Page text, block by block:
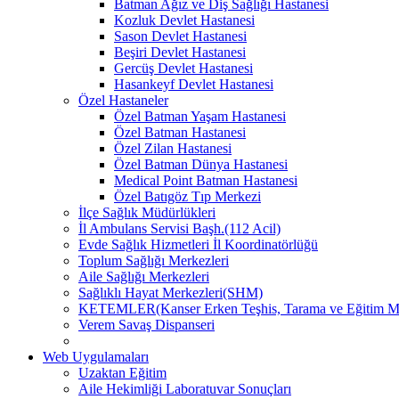
Batman Ağız ve Diş Sağlığı Hastanesi
Kozluk Devlet Hastanesi
Sason Devlet Hastanesi
Beşiri Devlet Hastanesi
Gercüş Devlet Hastanesi
Hasankeyf Devlet Hastanesi
Özel Hastaneler
Özel Batman Yaşam Hastanesi
Özel Batman Hastanesi
Özel Zilan Hastanesi
Özel Batman Dünya Hastanesi
Medical Point Batman Hastanesi
Özel Batıgöz Tıp Merkezi
İlçe Sağlık Müdürlükleri
İl Ambulans Servisi Başh.(112 Acil)
Evde Sağlık Hizmetleri İl Koordinatörlüğü
Toplum Sağlığı Merkezleri
Aile Sağlığı Merkezleri
Sağlıklı Hayat Merkezleri(SHM)
KETEMLER(Kanser Erken Teşhis, Tarama ve Eğitim
Verem Savaş Dispanseri
Web Uygulamaları
Uzaktan Eğitim
Aile Hekimliği Laboratuvar Sonuçları